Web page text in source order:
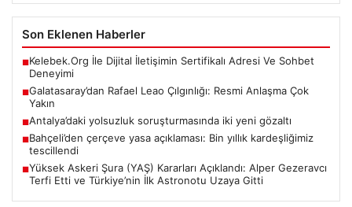
Son Eklenen Haberler
■Kelebek.Org İle Dijital İletişimin Sertifikalı Adresi Ve Sohbet
Deneyimi
■Galatasaray’dan Rafael Leao Çılgınlığı: Resmi Anlaşma Çok
Yakın
■Antalya’daki yolsuzluk soruşturmasında iki yeni gözaltı
■Bahçeli’den çerçeve yasa açıklaması: Bin yıllık kardeşliğimiz
tescillendi
■Yüksek Askeri Şura (YAŞ) Kararları Açıklandı: Alper Gezeravcı
Terfi Etti ve Türkiye’nin İlk Astronotu Uzaya Gitti